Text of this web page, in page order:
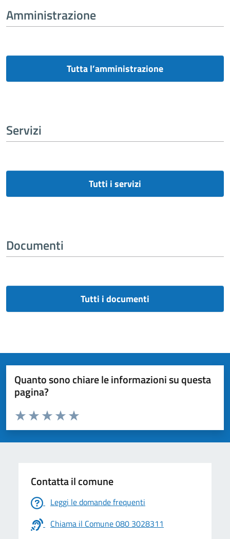
Amministrazione
Tutta l’amministrazione
Servizi
Tutti i servizi
Documenti
Tutti i documenti
Quanto sono chiare le informazioni su questa
pagina?
Valuta da 1 a 5 stelle la pagina
Valuta 5 stelle su 5
Valuta 4 stelle su 5
Valuta 3 stelle su 5
Valuta 2 stelle su 5
Valuta 1 stelle su 5
Contatta il comune
Leggi le domande frequenti
Chiama il Comune 080 3028311